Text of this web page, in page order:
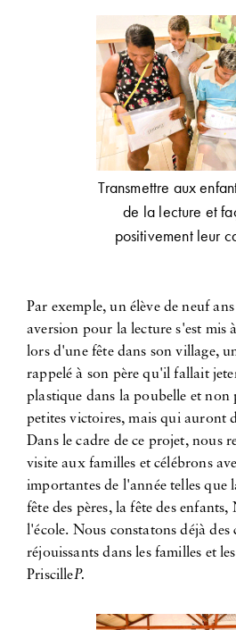
Transmettre aux
de la lecture et
positivement leur
Par exemple, un élève de neuf
aversion pour la lecture s'est mis
lors d'une fête dans son village,
rappelé à son père qu'il fallait
plastique dans la poubelle et non
petites victoires, mais qui auront
Dans le cadre de ce projet, nous
visite aux familles et célébrons
importantes de l'année telles que
fête des pères, la fête des
l'école. Nous constatons déjà des
réjouissants dans les familles et
PriscilleP.